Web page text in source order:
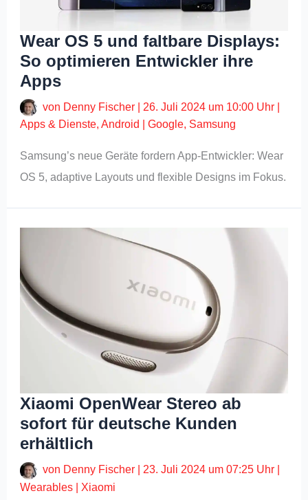
Wear OS 5 und faltbare Displays:
So optimieren Entwickler ihre
Apps
von Denny Fischer 26. Juli 2024 um 10:00 Uhr
Apps & Dienste,Android |Google, Samsung
Samsung’s neue Geräte fordern App-Entwickler: Wear
OS 5, adaptive Layouts und flexible Designs im Fokus.
Xiaomi OpenWear Stereo ab
sofort für deutsche Kunden
erhältlich
von Denny Fischer 23. Juli 2024 um 07:25 Uhr
Wearables
Xiaomi